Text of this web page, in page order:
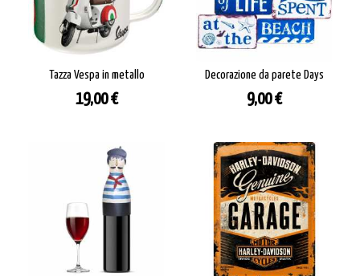
Tazza Vespa in metallo
Prezzo
19,00 €
Decorazione da parete Days
Prezzo
9,00 €